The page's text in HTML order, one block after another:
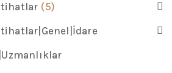
(5)